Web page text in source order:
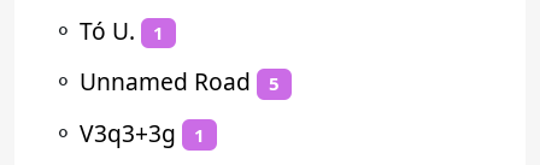
⚬ Tó U. 1
⚬ Unnamed Road 5
⚬ V3q3+3g 1